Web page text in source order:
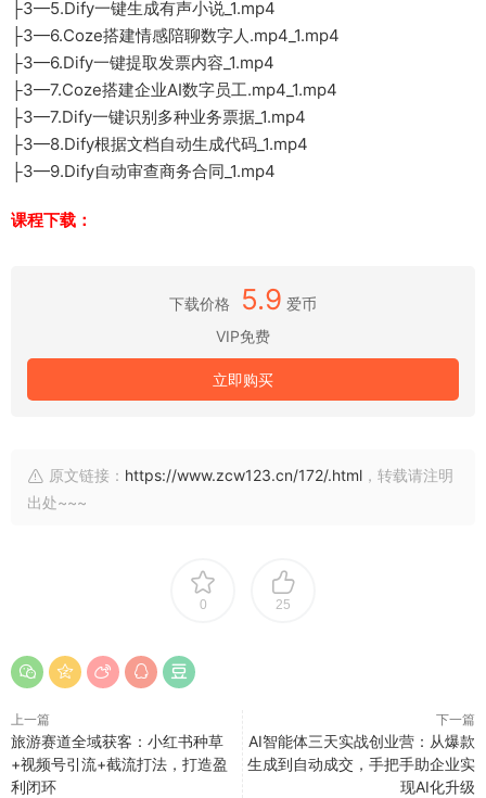
├3—5.Dify一键生成有声小说_1.mp4
├3—6.Coze搭建情感陪聊数字人.mp4_1.mp4
├3—6.Dify一键提取发票内容_1.mp4
├3—7.Coze搭建企业AI数字员工.mp4_1.mp4
├3—7.Dify一键识别多种业务票据_1.mp4
├3—8.Dify根据文档自动生成代码_1.mp4
├3—9.Dify自动审查商务合同_1.mp4
课程下载：
下载价格 5.9 爱币
VIP免费
立即购买
原文链接： https://www.zcw123.cn/172/.html ，转载请注明
出处~~~
0 25
上一篇
旅游赛道全域获客：小红书种草
+视频号引流+截流打法，打造盈
利闭环
下一篇
AI智能体三天实战创业营：从爆款
生成到自动成交，手把手助企业实
现AI化升级